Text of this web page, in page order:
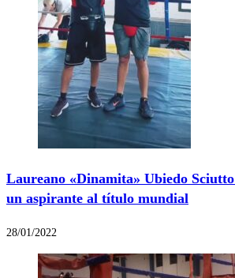
Laureano «Dinamita» Ubiedo
un aspirante al título mundial
28/01/2022